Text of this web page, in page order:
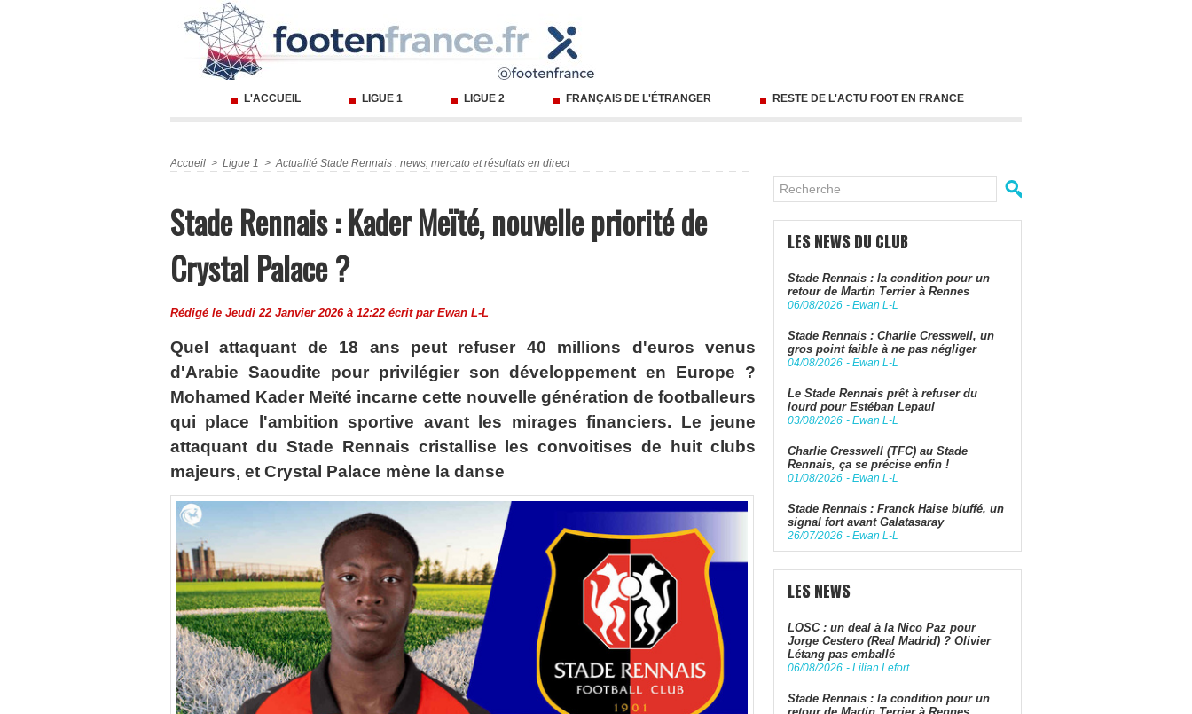
L'ACCUEIL LIGUE 1 LIGUE 2 FRANÇAIS DE L'ÉTRANGER RESTE DE L'ACTU FOOT EN FRANCE
Accueil > Ligue 1 > Actualité Stade Rennais : news, mercato et résultats en direct
Stade Rennais : Kader Meïté, nouvelle priorité de
Crystal Palace ?
Rédigé le Jeudi 22 Janvier 2026 à 12:22 écrit par Ewan L-L
Quel attaquant de 18 ans peut refuser 40 millions d'euros venus
d'Arabie Saoudite pour privilégier son développement en Europe ?
Mohamed Kader Meïté incarne cette nouvelle génération de footballeurs
qui place l'ambition sportive avant les mirages financiers. Le jeune
attaquant du Stade Rennais cristallise les convoitises de huit clubs
majeurs, et Crystal Palace mène la danse
LES NEWS DU CLUB
Stade Rennais : la condition pour un
retour de Martin Terrier à Rennes
06/08/2026 - Ewan L-L
Stade Rennais : Charlie Cresswell, un
gros point faible à ne pas négliger
04/08/2026 - Ewan L-L
Le Stade Rennais prêt à refuser du
lourd pour Estéban Lepaul
03/08/2026 - Ewan L-L
Charlie Cresswell (TFC) au Stade
Rennais, ça se précise enfin !
01/08/2026 - Ewan L-L
Stade Rennais : Franck Haise bluffé, un
signal fort avant Galatasaray
26/07/2026 - Ewan L-L
LES NEWS
LOSC : un deal à la Nico Paz pour
Jorge Cestero (Real Madrid) ? Olivier
Létang pas emballé
06/08/2026 - Lilian Lefort
Stade Rennais : la condition pour un